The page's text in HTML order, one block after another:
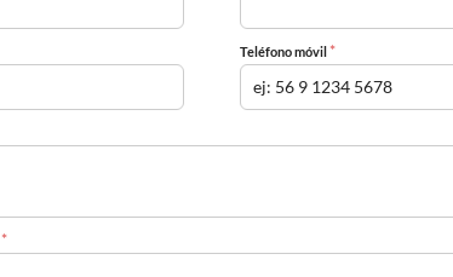
Teléfono móvil *
*